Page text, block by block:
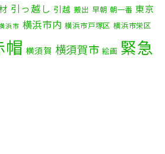
引っ越し 引越 搬出 早朝 朝一番 東京
浜市 横浜市内 横浜市戸塚区 横浜市栄区
帽 横須賀 横須賀市 絵画 緊急